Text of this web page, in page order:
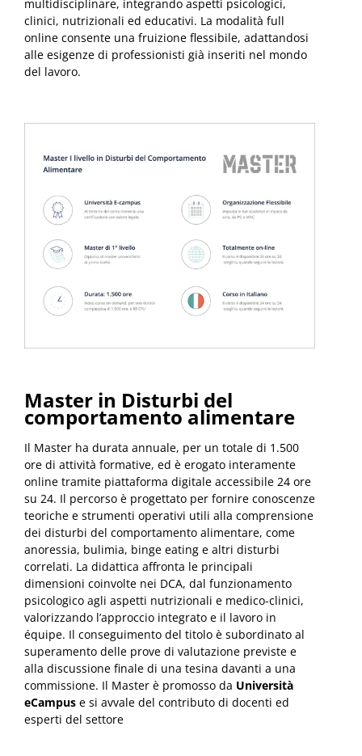
multidisciplinare, integrando aspetti psicologici,
clinici, nutrizionali ed educativi. La modalità full
online consente una fruizione flessibile, adattandosi
alle esigenze di professionisti già inseriti nel mondo
del lavoro.
Master in Disturbi del
comportamento alimentare
Il Master ha durata annuale, per un totale di 1.500
ore di attività formative, ed è erogato interamente
online tramite piattaforma digitale accessibile 24 ore
su 24. Il percorso è progettato per fornire conoscenze
teoriche e strumenti operativi utili alla comprensione
dei disturbi del comportamento alimentare, come
anoressia, bulimia, binge eating e altri disturbi
correlati. La didattica affronta le principali
dimensioni coinvolte nei DCA, dal funzionamento
psicologico agli aspetti nutrizionali e medico-clinici,
valorizzando l’approccio integrato e il lavoro in
équipe. Il conseguimento del titolo è subordinato al
superamento delle prove di valutazione previste e
alla discussione finale di una tesina davanti a una
commissione. Il Master è promosso da Università
eCampus e si avvale del contributo di docenti ed
esperti del settore